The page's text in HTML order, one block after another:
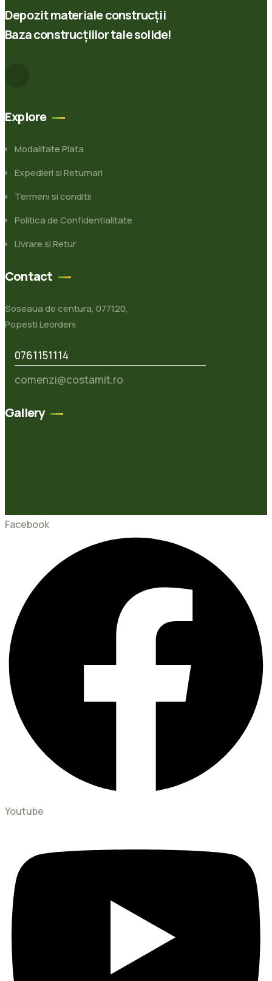
Depozit materiale construcții
Baza construcțiilor tale solide!
Explore
Modalitate Plata
Expedieri si Returnari
Termeni si conditii
Politica de Confidentialitate
Livrare si Retur
Contact
Soseaua de centura, 077120,
Popesti Leordeni
0761151114
comenzi@costamit.ro
Gallery
Facebook
Youtube